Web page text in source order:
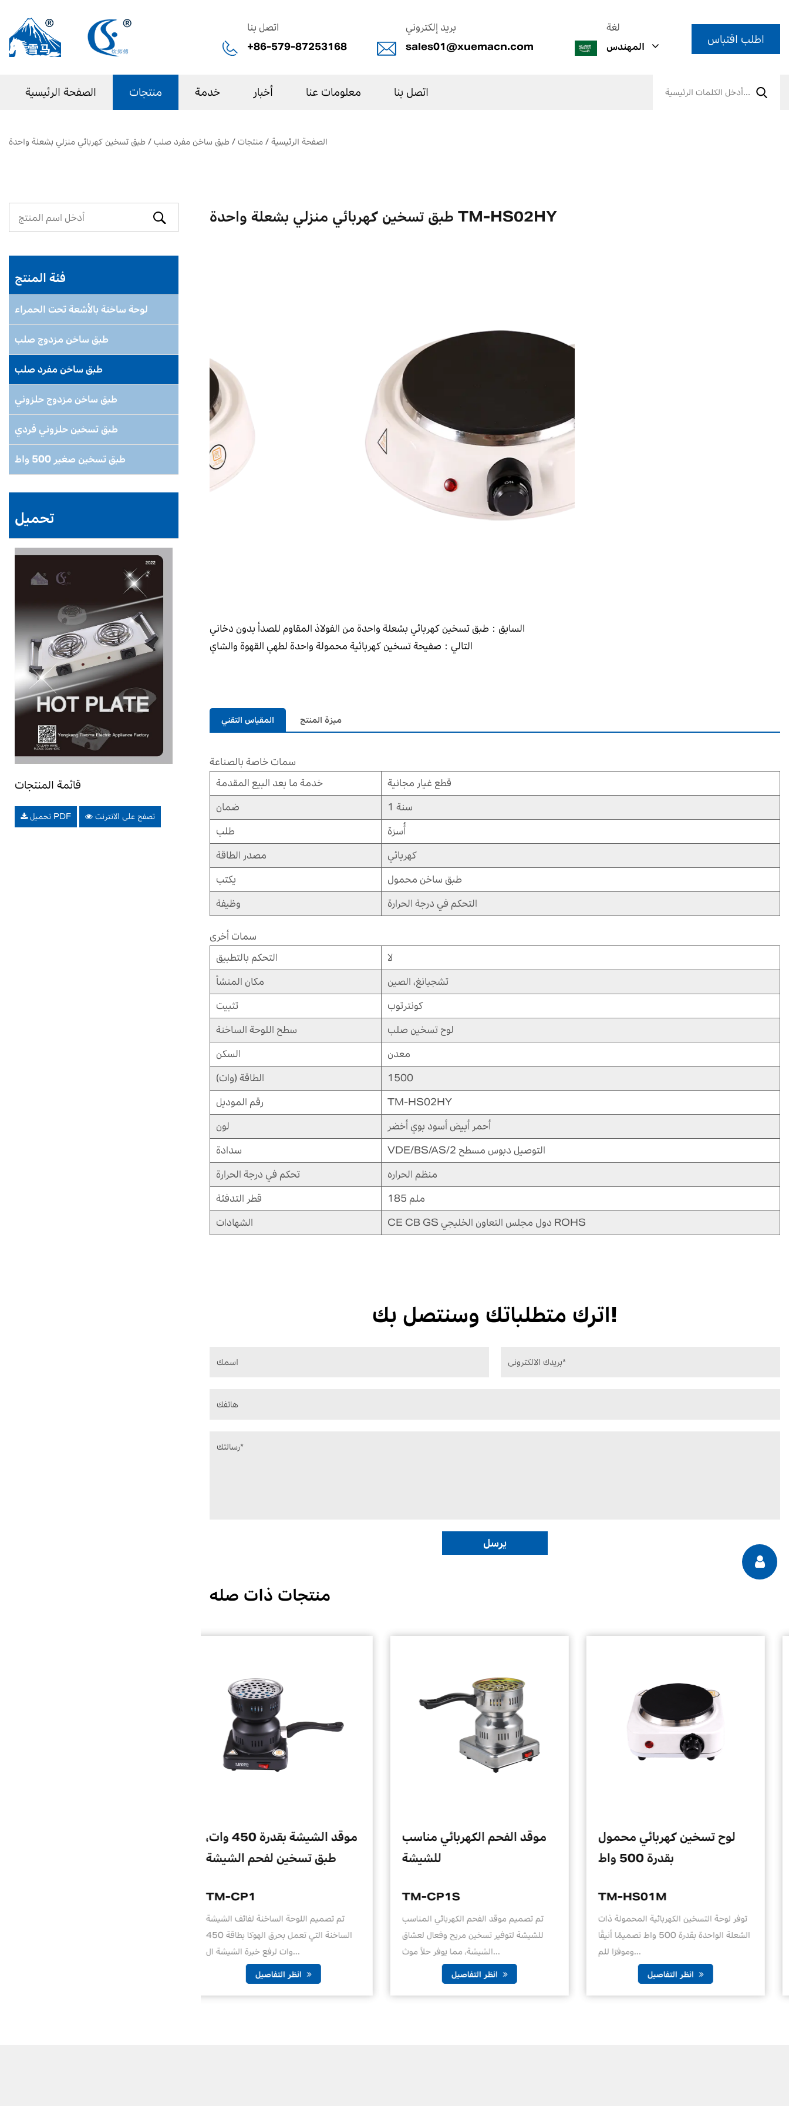
اتصل بنا
+86-579-87253168
بريد إلكتروني
sales01@xuemacn.com
لغة
المهندس
اطلب اقتباس
الصفحة الرئيسية منتجات خدمة أخبار معلومات عنا اتصل بنا
الصفحة الرئيسية / منتجات / طبق ساخن مفرد صلب / طبق تسخين كهربائي منزلي بشعلة واحدة
فئة المنتج
لوحة ساخنة بالأشعة تحت الحمراء
طبق ساخن مزدوج صلب
طبق ساخن مفرد صلب
طبق ساخن مزدوج حلزوني
طبق تسخين حلزوني فردي
طبق تسخين صغير 500 واط
تحميل
قائمة المنتجات
تحميل PDF تصفح على الانترنت
طبق تسخين كهربائي منزلي بشعلة واحدة TM-HS02HY
السابق：طبق تسخين كهربائي بشعلة واحدة من الفولاذ المقاوم للصدأ بدون دخاني
التالي：صفيحة تسخين كهربائية محمولة واحدة لطهي القهوة والشاي
المقياس التقني ميزة المنتج
سمات خاصة بالصناعة
خدمة ما بعد البيع المقدمة
قطع غيار مجانية
ضمان
1 سنة
طلب
أُسرَة
مصدر الطاقة
كهربائي
يكتب
طبق ساخن محمول
وظيفة
التحكم في درجة الحرارة
سمات أخرى
التحكم بالتطبيق
لا
مكان المنشأ
تشجيانغ، الصين
تثبيت
كونترتوب
سطح اللوحة الساخنة
لوح تسخين صلب
السكن
معدن
الطاقة (وات)
1500
رقم الموديل
TM-HS02HY
لون
أحمر أبيض أسود بوي أخضر
سدادة
VDE/BS/AS/2 التوصيل دبوس مسطح
تحكم في درجة الحرارة
منظم الحراره
قطر التدفئة
185 ملم
الشهادات
CE CB GS دول مجلس التعاون الخليجي ROHS
اترك متطلباتك وسنتصل بك!
منتجات ذات صله
موقد الفحم الكهربائي مناسب
للشيشة
TM-CP1S
تم تصميم موقد الفحم الكهربائي المناسب
للشيشة لتوفير تسخين مريح وفعال لعشاق
لوح تسخين كهربائي محمول
TM-HS01M
توفر لوحة التسخين الكهربائية المحمولة ذات
الشعلة الواحدة بقدرة 500 واط تصميمًا أنيقًا
وموفرًا للم...
موقد الفحم الكهربائي الصغير
ذو اللفائف الساخنة للسفر
TM-HS03M
يعتبر موقد الفحم الكهربائي الصغير ذو اللفائف
الساخنة من ترافيل إلكتريك حل طهي مدمج